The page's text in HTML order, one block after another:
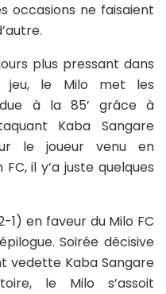
occasions ne faisaient
plus pressant dans
jeu, le Milo met les
à la 85’ grâce à
Kaba Sangare
le joueur venu en
il y’a juste quelques
1) en faveur du Milo FC
Soirée décisive
vedette Kaba Sangare
le Milo s’assoit